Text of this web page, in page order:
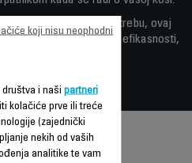
za međunarodnu upotrebu, ovaj
kada se radi o efikasnosti,
društva i naši partneri
kolačiće prve ili treće
(zajednički
nekih od vaših
analitike te vam
koji nisu neophodni